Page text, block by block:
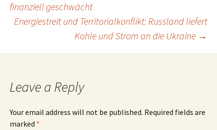
Post
navigation
finanziell geschwächt
Energiestreit und Territorialkonflikt: Russland liefert
Kohle und Strom an die Ukraine →
Leave a Reply
Your email address will not be published. Required fields are
marked *